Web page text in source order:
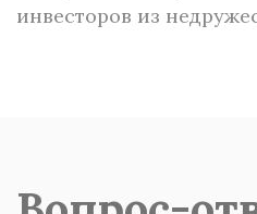
инвесторов из